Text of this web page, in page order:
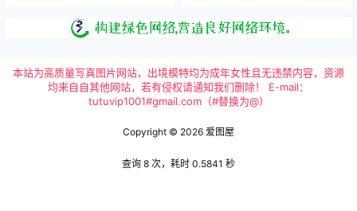
本站为高质量写真图片网站，出境模特均为成年女性且无违禁内容，资源
均来自自其他网站，若有侵权请通知我们删除！ E-mail：
tutuvip1001#gmail.com（#替换为@）
Copyright © 2026 爱图屋
查询 8 次，耗时 0.5841 秒